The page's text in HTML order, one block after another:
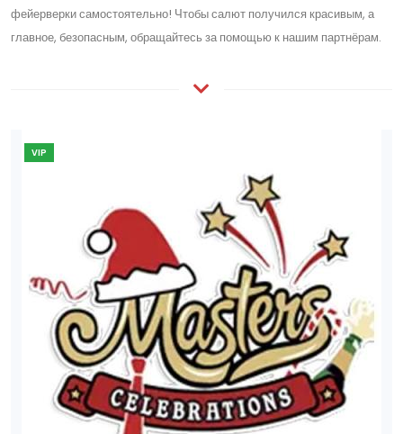
фейерверки самостоятельно! Чтобы салют получился красивым, а
главное, безопасным, обращайтесь за помощью к нашим партнёрам.
VIP